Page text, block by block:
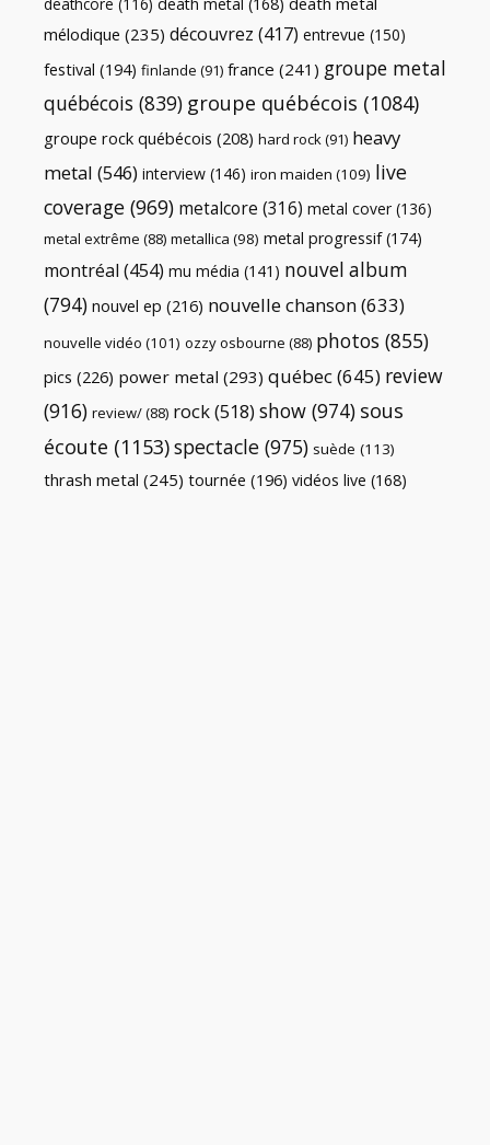
deathcore (116)
mélodique (235) découvrez (417) entrevue (150)
festival (194) finlande (91) france (241) groupe metal
québécois (839) groupe québécois (1084)
groupe rock québécois (208) hard rock(91) heavy
metal (546) interview (146) iron maiden (109) live
coverage (969) metalcore (316) metal cover (136)
metal extrême (88) metallica (98) metal progressif(174)
montréal (454) mu média (141) nouvel album
(794) nouvel ep (216) nouvelle chanson(633)
nouvelle vidéo (101) ozzy osbourne (88) photos (855)
pics (226) power metal (293) québec(645) review
(916) review/(88) rock(518) show (974) sous
écoute (1153)spectacle (975) suède (113)
thrash metal (245) tournée (196) vidéos live (168)